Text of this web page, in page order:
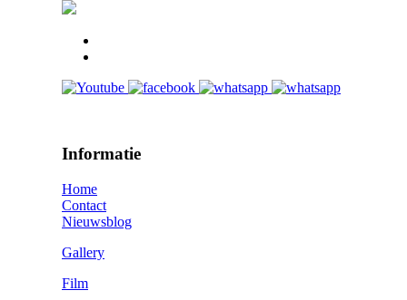
Informatie
Home
Contact
Nieuwsblog
Gallery
Film